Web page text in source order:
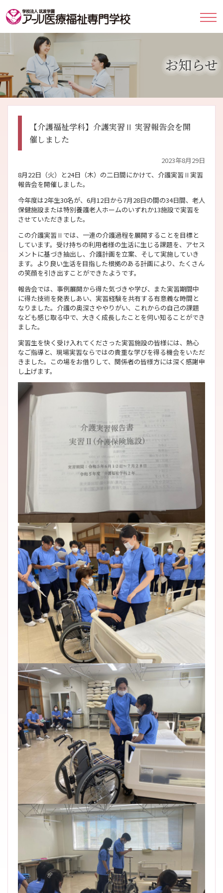
お知らせ
【介護福祉学科】介護実習Ⅱ 実習報告会を開
催しました
2023年8月29日
8月22日（火）と24日（木）の二日間にかけて、介護実習Ⅱ実習
報告会を開催しました。
今年度は2年生30名が、6月12日から7月28日の間の34日間、老人
保健施設または特別養護老人ホームのいずれか13施設で実習を
させていただきました。
この介護実習Ⅱでは、一連の介護過程を展開することを目標と
しています。受け持ちの利用者様の生活に生じる課題を、アセス
メントに基づき抽出し、介護計画を立案、そして実施していき
ます。より良い生活を目指した根拠のある計画により、たくさん
の笑顔を引き出すことができたようです。
報告会では、事例展開から得た気づきや学び、また実習期間中
に得た技術を発表しあい、実習経験を共有する有意義な時間と
なりました。介護の奥深さややりがい、これからの自己の課題
なども感じ取る中で、大きく成長したことを伺い知ることができ
ました。
実習生を快く受け入れてくださった実習施設の皆様には、熱心
なご指導と、現場実習ならではの貴重な学びを得る機会をいただ
きました。この場をお借りして、関係者の皆様方には深く感謝申
し上げます。